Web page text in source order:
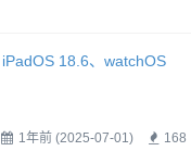
1年前 (2025-07-01) 168